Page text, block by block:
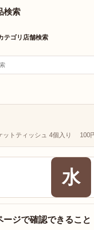
検索
テゴリ 店舗検索
ットティッシュ 4個入り 100円
水
ージで確認できること